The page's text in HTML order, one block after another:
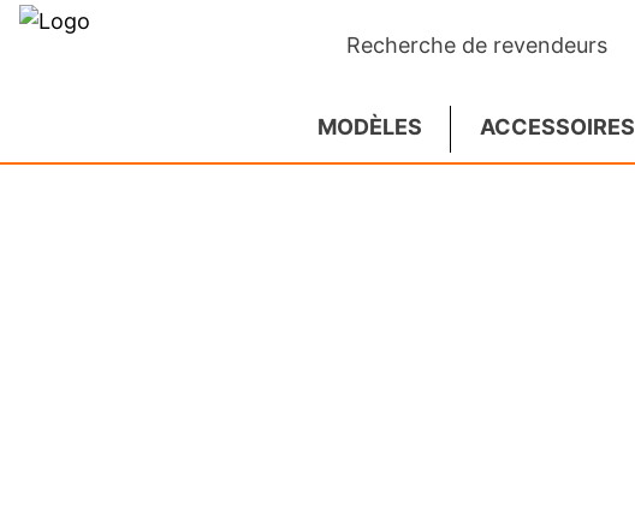
Recherche de revendeurs
MODÈLES ACCESSOIRES